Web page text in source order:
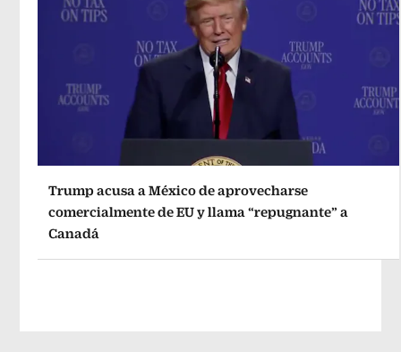
Trump acusa a México de aprovecharse
comercialmente de EU y llama “repugnante” a
Canadá